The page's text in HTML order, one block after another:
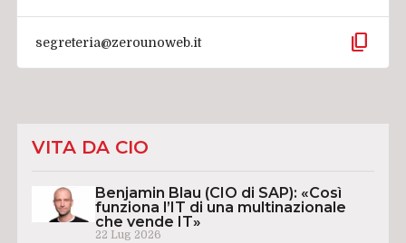
segreteria@zerounoweb.it content_copy
VITA DA CIO
Benjamin Blau (CIO di SAP): «Così
funziona l’IT di una multinazionale
che vende IT»
22 Lug 2026